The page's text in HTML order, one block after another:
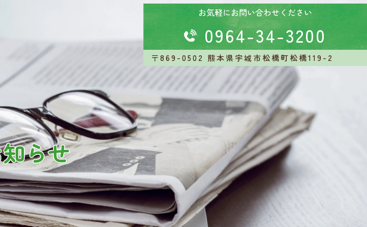
お気軽にお問い合わせください
0964-34-3200
〒869-0502 熊本県宇城市松橋町松橋119-2
らせ